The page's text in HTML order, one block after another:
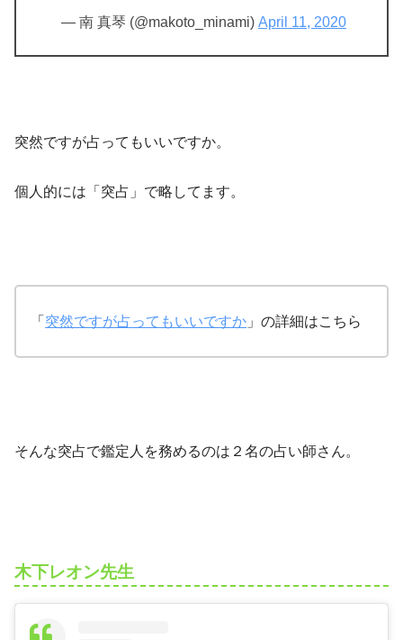
— 南 真琴 (@makoto_minami) April 11, 2020
突然ですが占ってもいいですか。
個人的には「突占」で略してます。
「突然ですが占ってもいいですか 」の詳細はこちら
そんな突占で鑑定人を務めるのは２名の占い師さん。
木下レオン先生